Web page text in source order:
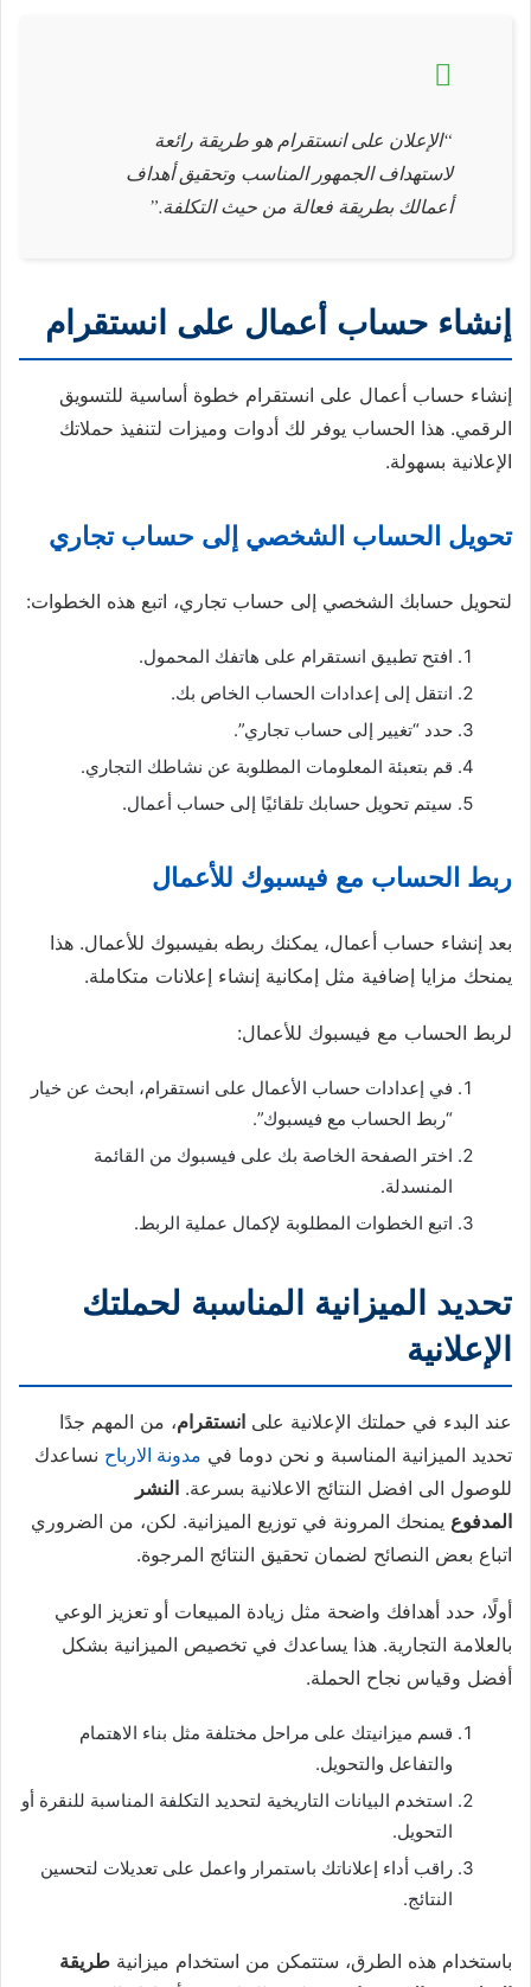
“الإعلان على انستقرام هو طريقة رائعة
لاستهداف الجمهور المناسب وتحقيق أهداف
أعمالك بطريقة فعالة من حيث التكلفة.”
إنشاء حساب أعمال على انستقرام
إنشاء حساب أعمال على انستقرام خطوة أساسية للتسويق
الرقمي. هذا الحساب يوفر لك أدوات وميزات لتنفيذ حملاتك
الإعلانية بسهولة.
تحويل الحساب الشخصي إلى حساب تجاري
لتحويل حسابك الشخصي إلى حساب تجاري، اتبع هذه الخطوات:
افتح تطبيق انستقرام على هاتفك المحمول.
انتقل إلى إعدادات الحساب الخاص بك.
حدد “تغيير إلى حساب تجاري”.
قم بتعبئة المعلومات المطلوبة عن نشاطك التجاري.
سيتم تحويل حسابك تلقائيًا إلى حساب أعمال.
ربط الحساب مع فيسبوك للأعمال
بعد إنشاء حساب أعمال، يمكنك ربطه بفيسبوك للأعمال. هذا
يمنحك مزايا إضافية مثل إمكانية إنشاء إعلانات متكاملة.
لربط الحساب مع فيسبوك للأعمال:
في إعدادات حساب الأعمال على انستقرام، ابحث عن خيار
“ربط الحساب مع فيسبوك”.
اختر الصفحة الخاصة بك على فيسبوك من القائمة
المنسدلة.
اتبع الخطوات المطلوبة لإكمال عملية الربط.
تحديد الميزانية المناسبة لحملتك
الإعلانية
عند البدء في حملتك الإعلانية على انستقرام، من المهم جدًا
تحديد الميزانية المناسبة و نحن دوما في مدونة الارباح نساعدك
للوصول الى افضل النتائج الاعلانية بسرعة. النشر
المدفوع يمنحك المرونة في توزيع الميزانية. لكن، من الضروري
اتباع بعض النصائح لضمان تحقيق النتائج المرجوة.
أولًا، حدد أهدافك واضحة مثل زيادة المبيعات أو تعزيز الوعي
بالعلامة التجارية. هذا يساعدك في تخصيص الميزانية بشكل
أفضل وقياس نجاح الحملة.
قسم ميزانيتك على مراحل مختلفة مثل بناء الاهتمام
والتفاعل والتحويل.
استخدم البيانات التاريخية لتحديد التكلفة المناسبة للنقرة أو
التحويل.
راقب أداء إعلاناتك باستمرار واعمل على تعديلات لتحسين
النتائج.
باستخدام هذه الطرق، ستتمكن من استخدام ميزانية طريقة